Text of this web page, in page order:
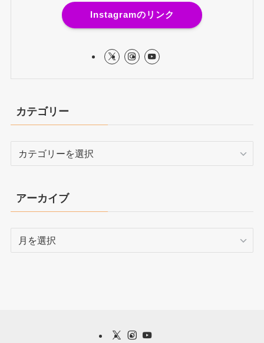
Instagramのリンク
カテゴリー
リ
ー
アーカイブ